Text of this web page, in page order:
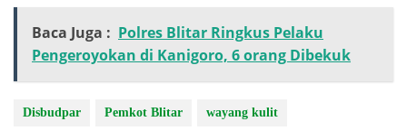
Baca Juga : Polres Blitar Ringkus Pelaku
Pengeroyokan di Kanigoro, 6 orang Dibekuk
Disbudpar Pemkot Blitar wayang kulit